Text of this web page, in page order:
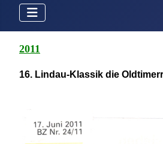
2011
16. Lindau-Klassik die